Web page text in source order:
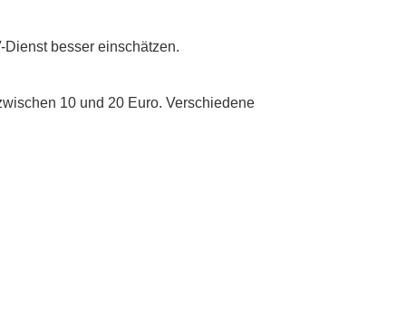
besser einschätzen.
10 und 20 Euro. Verschiedene